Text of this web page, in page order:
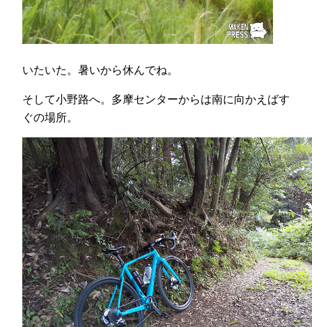
いたいた。暑いから休んでね。
そして小野路へ。多摩センターからは南に向かえばす
ぐの場所。